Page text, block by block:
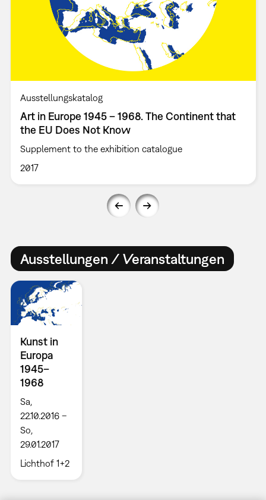
Ausstellungskatalog
Art in Europe 1945 – 1968. The Continent that
the EU Does Not Know
Supplement to the exhibition catalogue
2017
Ausstellungen / Veranstaltungen
Kunst in
Europa
1945–
1968
Sa,
22.10.2016 –
So,
29.01.2017
Lichthof 1+2